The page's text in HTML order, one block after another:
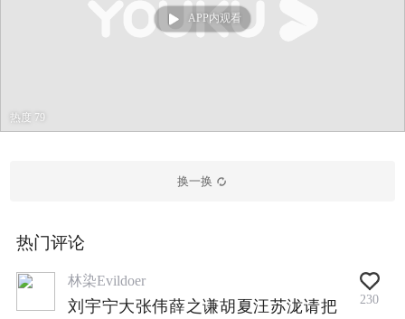
APP内观看
热度 79
换一换
热门评论
林染Evildoer
刘宇宁大张伟薛之谦胡夏汪苏泷请把
230